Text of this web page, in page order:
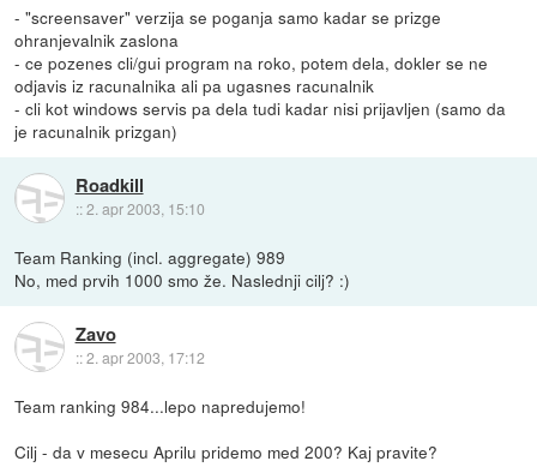
- "screensaver" verzija se poganja samo kadar se prizge
ohranjevalnik zaslona
- ce pozenes cli/gui program na roko, potem dela, dokler se ne
odjavis iz racunalnika ali pa ugasnes racunalnik
- cli kot windows servis pa dela tudi kadar nisi prijavljen (samo da
je racunalnik prizgan)
Roadkill
::2. apr 2003, 15:10
Team Ranking (incl. aggregate) 989
No, med prvih 1000 smo že. Naslednji cilj? :)
Zavo
::2. apr 2003, 17:12
Team ranking 984...lepo napredujemo!
Cilj - da v mesecu Aprilu pridemo med 200? Kaj pravite?